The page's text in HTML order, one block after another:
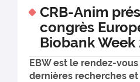
CRB-Anim
congrès
Biobank Week
EBW est le rendez-
dernières recherches